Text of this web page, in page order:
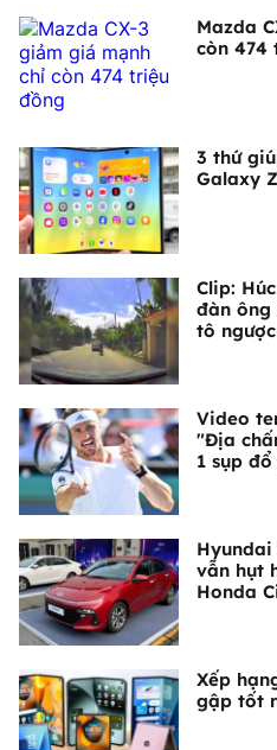
Mazda
còn 474
3 thứ
Galaxy
Clip:
đàn ông
tô
Video
"Địa
1 sụp
vẫn hụt
Honda
Xếp
gập tốt